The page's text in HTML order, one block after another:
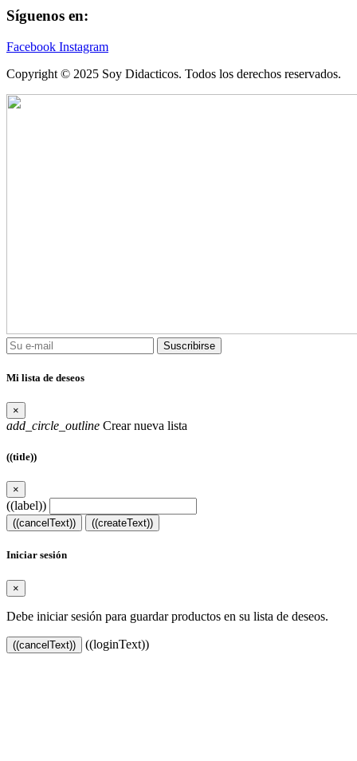
Síguenos en:
Facebook Instagram
Copyright © 2025 Soy Didacticos. Todos los derechos reservados.
Suscribirse
Mi lista de deseos
×
add_circle_outline Crear nueva lista
((title))
×
((label))
((cancelText)) ((createText))
Iniciar sesión
×
Debe iniciar sesión para guardar productos en su lista de deseos.
((cancelText)) ((loginText))